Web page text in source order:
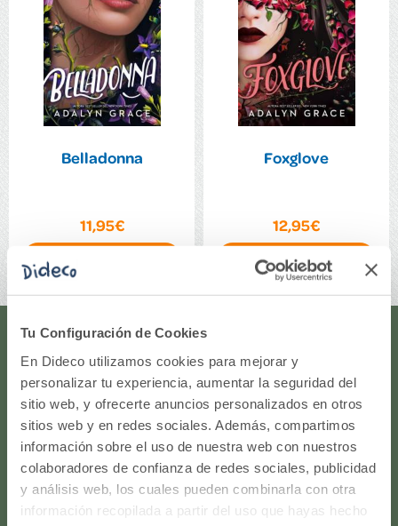
Tu Configuración de Cookies
En Dideco utilizamos cookies para mejorar y
personalizar tu experiencia, aumentar la seguridad del
sitio web, y ofrecerte anuncios personalizados en otros
sitios web y en redes sociales. Además, compartimos
información sobre el uso de nuestra web con nuestros
colaboradores de confianza de redes sociales, publicidad
y análisis web, los cuales pueden combinarla con otra
información recopilada a partir del uso que hayas hecho
Belladonna
11,95€
Foxglove
12,95€
Comprar
¿Te ayudamos?
¿Necesitas que te ayudemos a acceder a tu cuenta? ¿Te
gustaría proponernos alguna idea o algún nuevo
producto? ¿Has realizado un pedido y quieres saber si
todo va viento en popa? Ponte en contacto con
nosotros.